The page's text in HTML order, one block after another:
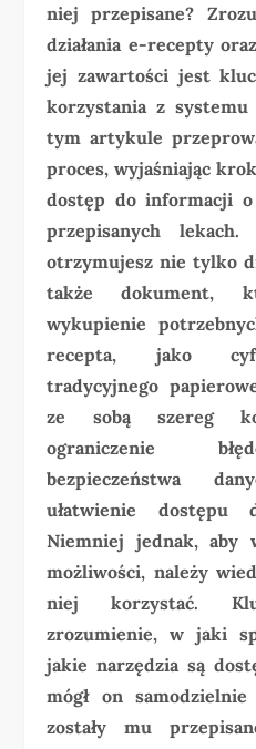
niej przepisane?
działania e-recepty
jej zawartości jest
korzystania z
tym artykule
proces, wyjaśniając
dostęp do informacji
przepisanych lekach.
otrzymujesz nie tylko
także dokument,
wykupienie
recepta, jako
tradycyjnego
ze sobą szereg
ograniczenie
bezpieczeństwa
ułatwienie dostępu
Niemniej jednak, aby
możliwości, należy
niej korzystać.
zrozumienie, w jaki
jakie narzędzia są
mógł on
zostały mu